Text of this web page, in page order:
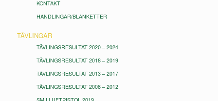
KONTAKT
HANDLINGAR/BLANKETTER
TÄVLINGAR
TÄVLINGSRESULTAT 2020 – 2024
TÄVLINGSRESULTAT 2018 – 2019
TÄVLINGSRESULTAT 2013 – 2017
TÄVLINGSRESULTAT 2008 – 2012